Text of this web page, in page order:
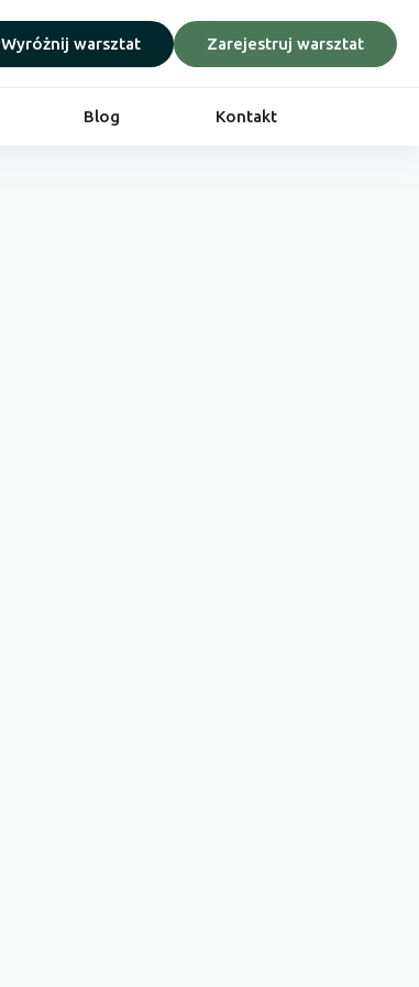
Wyróżnij warsztat Zarejestruj warsztat
Blog Kontakt